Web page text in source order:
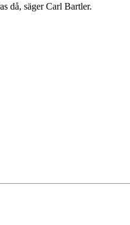
då, säger Carl Bartler.